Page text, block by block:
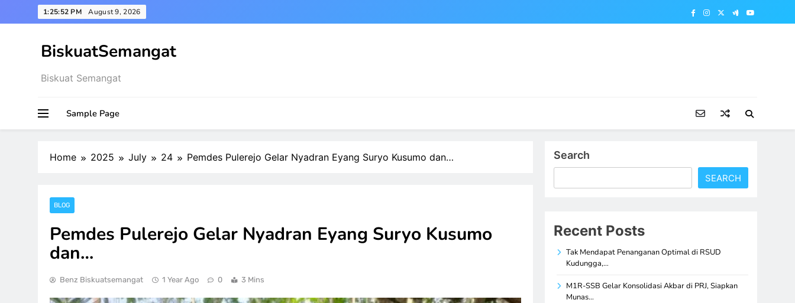
to
1:25:53 PM August 9, 2026
BiskuatSemangat
Biskuat Semangat
Sample Page
Home 2025 July 24 Pemdes Pulerejo Gelar Nyadran Eyang Suryo Kusumo dan…
BLOG
Pemdes Pulerejo Gelar Nyadran Eyang Suryo Kusumo
dan…
Benz Biskuatsemangat 1 Year Ago 0 3 Mins
Search
SEARCH
Recent Posts
Tak Mendapat Penanganan Optimal di RSUD
Kudungga,…
M1R-SSB Gelar Konsolidasi Akbar di PRJ, Siapkan
Munas…